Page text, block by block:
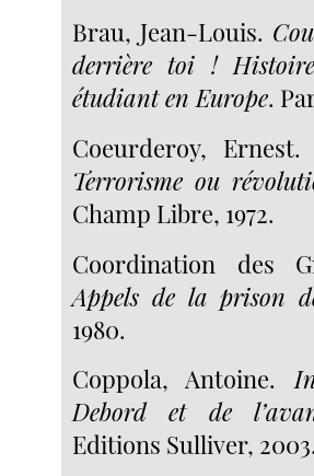
Brau, Jean-Louis.
derrière toi !
étudiant en Europe.
Coeurderoy, Ernest.
Terrorisme ou
Champ Libre, 1972.
Coordination des
Appels de la prison
1980.
Coppola, Antoine.
Debord et de
Editions Sulliver, 2003.